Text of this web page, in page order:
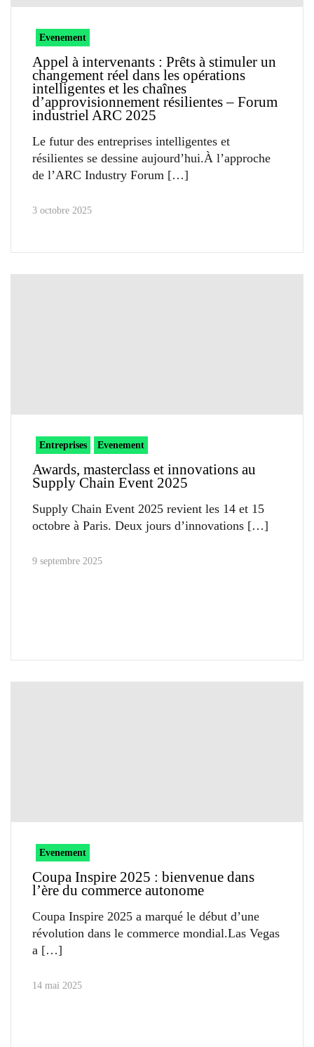
Evenement
Appel à intervenants : Prêts à stimuler un
changement réel dans les opérations
intelligentes et les chaînes
d’approvisionnement résilientes – Forum
industriel ARC 2025
Le futur des entreprises intelligentes et
résilientes se dessine aujourd’hui.À l’approche
de l’ARC Industry Forum
3 octobre 2025
Entreprises Evenement
Awards, masterclass et innovations au
Supply Chain Event 2025
Supply Chain Event 2025 revient les 14 et 15
octobre à Paris. Deux jours d’innovations
9 septembre 2025
Evenement
Coupa Inspire 2025 : bienvenue dans
l’ère du commerce autonome
Coupa Inspire 2025 a marqué le début d’une
révolution dans le commerce mondial.Las Vegas
a
14 mai 2025